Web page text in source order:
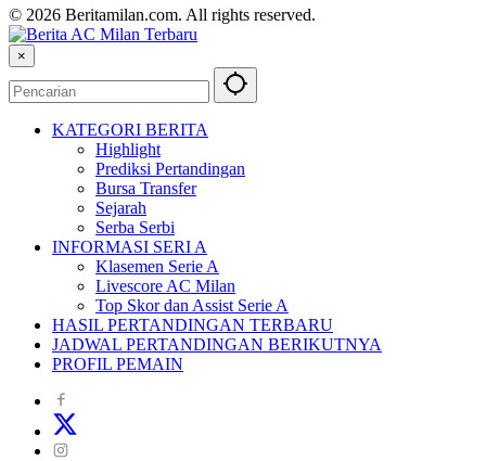
© 2026 Beritamilan.com. All rights reserved.
×
KATEGORI BERITA
Highlight
Prediksi Pertandingan
Bursa Transfer
Sejarah
Serba Serbi
INFORMASI SERI A
Klasemen Serie A
Livescore AC Milan
Top Skor dan Assist Serie A
HASIL PERTANDINGAN TERBARU
JADWAL PERTANDINGAN BERIKUTNYA
PROFIL PEMAIN